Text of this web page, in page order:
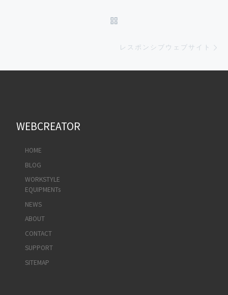
レスポンシブウェブサイト
WEBCREATOR
HOME
BLOG
WORKSTYLE
EQUIPMENTs
NEWS
ABOUT
CONTACT
SUPPORT
SITEMAP